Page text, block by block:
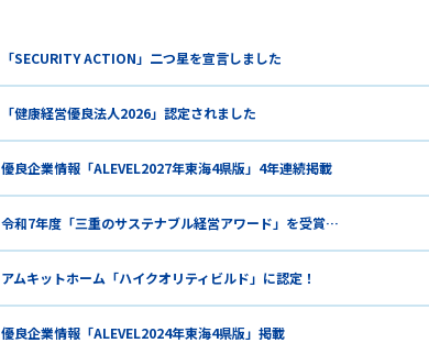
「SECURITY ACTION」二つ星を宣言しました
「健康経営優良法人2026」認定されました
優良企業情報「ALEVEL2027年東海4県版」4年連続掲載
令和7年度「三重のサステナブル経営アワード」を受賞…
アムキットホーム「ハイクオリティビルド」に認定！
優良企業情報「ALEVEL2024年東海4県版」掲載